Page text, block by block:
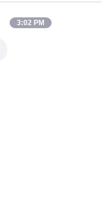
3:02 PM